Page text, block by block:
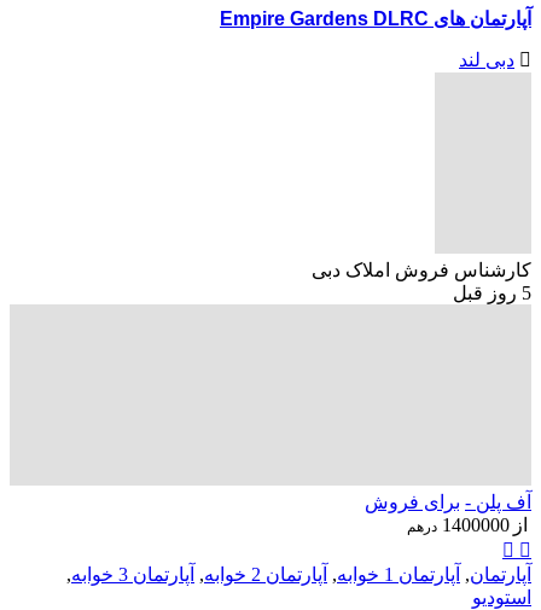
آپارتمان های Empire Gardens DLRC
دبی لند
کارشناس فروش املاک دبی
5 روز قبل
آف پلن - برای فروش
از 1400000 درهم
آپارتمان, آپارتمان 1 خوابه , آپارتمان 2 خوابه , آپارتمان 3 خوابه
,
استودیو